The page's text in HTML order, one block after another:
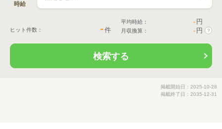
時給
ヒット件数： -件
平均時給： - 円
月収換算： - 円 ?
検索する
掲載開始日：2025-10-28
掲載終了日：2035-12-31